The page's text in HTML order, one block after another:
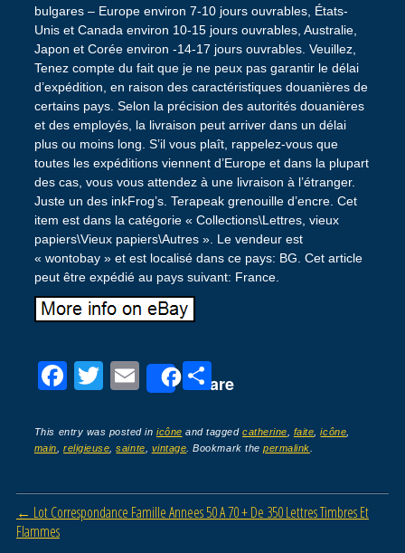
bulgares – Europe environ 7-10 jours ouvrables, États-
Unis et Canada environ 10-15 jours ouvrables, Australie,
Japon et Corée environ -14-17 jours ouvrables. Veuillez,
Tenez compte du fait que je ne peux pas garantir le délai
d’expédition, en raison des caractéristiques douanières de
certains pays. Selon la précision des autorités douanières
et des employés, la livraison peut arriver dans un délai
plus ou moins long. S’il vous plaît, rappelez-vous que
toutes les expéditions viennent d’Europe et dans la plupart
des cas, vous vous attendez à une livraison à l’étranger.
Juste un des inkFrog’s. Terapeak grenouille d’encre. Cet
item est dans la catégorie « Collections\Lettres, vieux
papiers\Vieux papiers\Autres ». Le vendeur est
« wontobay » et est localisé dans ce pays: BG. Cet article
peut être expédié au pays suivant: France.
F
c
e
b
o
T
tt
er
E
ail
Share
P
ta
g
er
This entry was posted inicône and tagged catherine faite ,icône
main ,religieuse ,sainte vintage . Bookmark thepermalink
Post navigation
← Lot Correspondance Famille Annees 50 A 70 + De 350 Lettres Timbres Et
Flammes